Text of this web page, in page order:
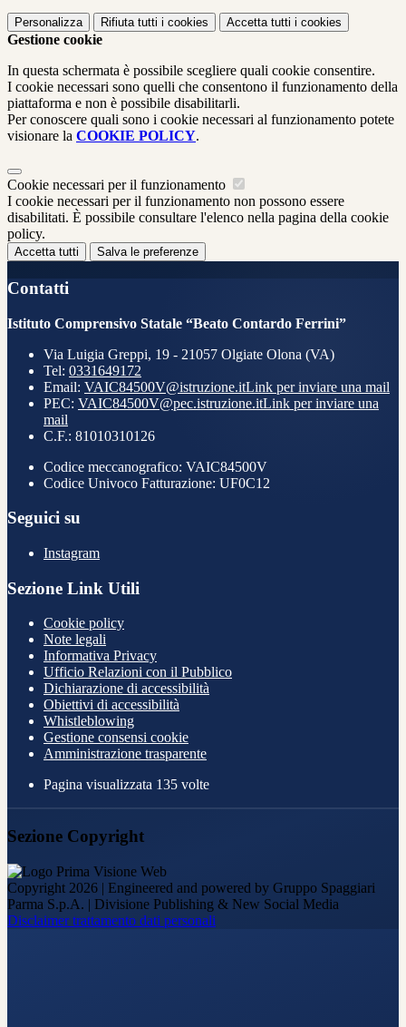
Personalizza Rifiuta tutti i cookies Accetta tutti i cookies
Gestione cookie
In questa schermata è possibile scegliere quali cookie consentire.
I cookie necessari sono quelli che consentono il funzionamento della
piattaforma e non è possibile disabilitarli.
Per conoscere quali sono i cookie necessari al funzionamento potete
visionare la COOKIE POLICY.
Cookie necessari per il funzionamento
I cookie necessari per il funzionamento non possono essere
disabilitati. È possibile consultare l'elenco nella pagina della cookie
policy.
Accetta tutti Salva le preferenze
Contatti
Istituto Comprensivo Statale “Beato Contardo Ferrini”
Via Luigia Greppi, 19 - 21057 Olgiate Olona (VA)
Tel: 0331649172
Email: VAIC84500V@istruzione.itLink per inviare una mail
PEC: VAIC84500V@pec.istruzione.itLink per inviare una
mail
C.F.: 81010310126
Codice meccanografico: VAIC84500V
Codice Univoco Fatturazione: UF0C12
Seguici su
Instagram
Sezione Link Utili
Cookie policy
Note legali
Informativa Privacy
Ufficio Relazioni con il Pubblico
Dichiarazione di accessibilità
Obiettivi di accessibilità
Whistleblowing
Gestione consensi cookie
Amministrazione trasparente
Pagina visualizzata 135 volte
Sezione Copyright
Copyright 2026 | Engineered and powered by Gruppo Spaggiari
Parma S.p.A. | Divisione Publishing & New Social Media
Disclaimer trattamento dati personali